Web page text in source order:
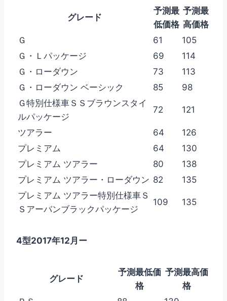
グレード
予測最
低価格
予測最
高価格
Ｇ
61
105
Ｇ・Ｌパッケージ
69
114
Ｇ・ローダウン
73
113
Ｇ・ローダウン ベーシック
85
98
Ｇ特別仕様車ＳＳブラウンスタイ
ルパッケージ
72 121
ツアラー 64
126
プレミアム
64
130
プレミアム ツアラー
80
138
プレミアム ツアラー・ローダウン 82
135
プレミアム ツアラー特別仕様車Ｓ
Ｓアーバンブラックパッケージ
109 135
4型2017年12月ー
グレード
予測最低価
格
予測最高価
格